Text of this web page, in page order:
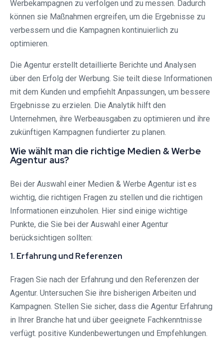
Werbekampagnen zu verfolgen und zu messen. Dadurch
können sie Maßnahmen ergreifen, um die Ergebnisse zu
verbessern und die Kampagnen kontinuierlich zu
optimieren.
Die Agentur erstellt detaillierte Berichte und Analysen
über den Erfolg der Werbung. Sie teilt diese Informationen
mit dem Kunden und empfiehlt Anpassungen, um bessere
Ergebnisse zu erzielen. Die Analytik hilft den
Unternehmen, ihre Werbeausgaben zu optimieren und ihre
zukünftigen Kampagnen fundierter zu planen.
Wie wählt man die richtige Medien & Werbe
Agentur aus?
Bei der Auswahl einer Medien & Werbe Agentur ist es
wichtig, die richtigen Fragen zu stellen und die richtigen
Informationen einzuholen. Hier sind einige wichtige
Punkte, die Sie bei der Auswahl einer Agentur
berücksichtigen sollten:
1. Erfahrung und Referenzen
Fragen Sie nach der Erfahrung und den Referenzen der
Agentur. Untersuchen Sie ihre bisherigen Arbeiten und
Kampagnen. Stellen Sie sicher, dass die Agentur Erfahrung
in Ihrer Branche hat und über geeignete Fachkenntnisse
verfügt. positive Kundenbewertungen und Empfehlungen.